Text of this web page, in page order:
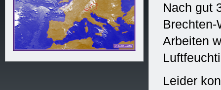
Nach gut
Brechten-
Arbeiten
Leider